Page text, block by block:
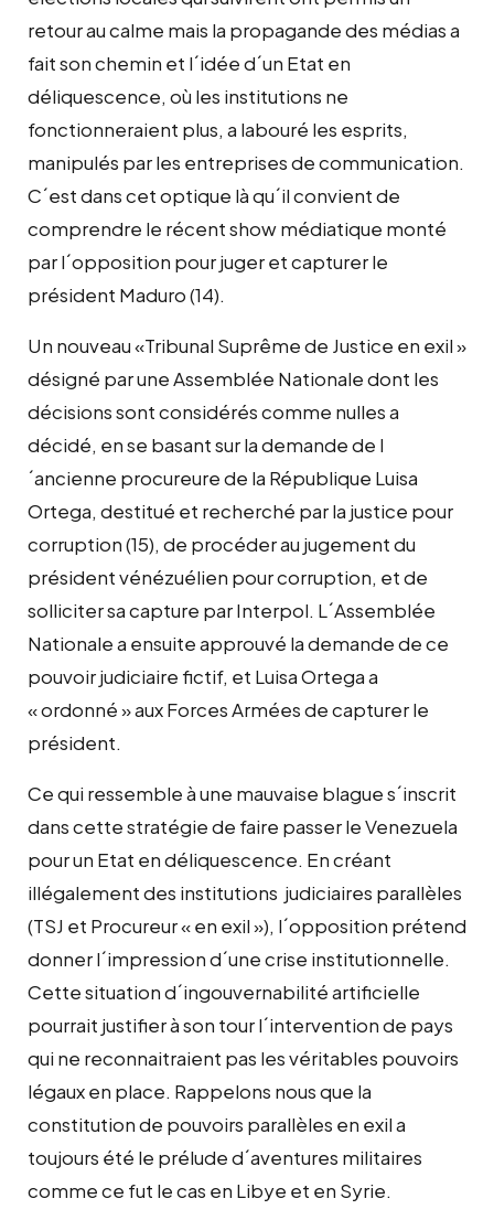
retour au calme mais la propagande des médias a
fait son chemin et l´idée d´un Etat en
déliquescence, où les institutions ne
fonctionneraient plus, a labouré les esprits,
manipulés par les entreprises de communication.
C´est dans cet optique là qu´il convient de
comprendre le récent show médiatique monté
par l´opposition pour juger et capturer le
président Maduro (14).
Un nouveau «Tribunal Suprême de Justice en exil »
désigné par une Assemblée Nationale dont les
décisions sont considérés comme nulles a
décidé, en se basant sur la demande de l
´ancienne procureure de la République Luisa
Ortega, destitué et recherché par la justice pour
corruption (15), de procéder au jugement du
président vénézuélien pour corruption, et de
solliciter sa capture par Interpol. L´Assemblée
Nationale a ensuite approuvé la demande de ce
pouvoir judiciaire fictif, et Luisa Ortega a
« ordonné » aux Forces Armées de capturer le
président.
Ce qui ressemble à une mauvaise blague s´inscrit
dans cette stratégie de faire passer le Venezuela
pour un Etat en déliquescence. En créant
illégalement des institutions judiciaires parallèles
(TSJ et Procureur « en exil »), l´opposition prétend
donner l´impression d´une crise institutionnelle.
Cette situation d´ingouvernabilité artificielle
pourrait justifier à son tour l´intervention de pays
qui ne reconnaitraient pas les véritables pouvoirs
légaux en place. Rappelons nous que la
constitution de pouvoirs parallèles en exil a
toujours été le prélude d´aventures militaires
comme ce fut le cas en Libye et en Syrie.